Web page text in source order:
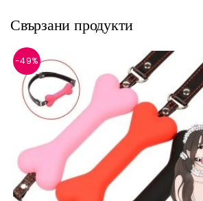
Свързани продукти
-49%